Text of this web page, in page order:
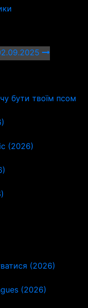
бути твоїм псом
(2026)
(2026)
(2026)